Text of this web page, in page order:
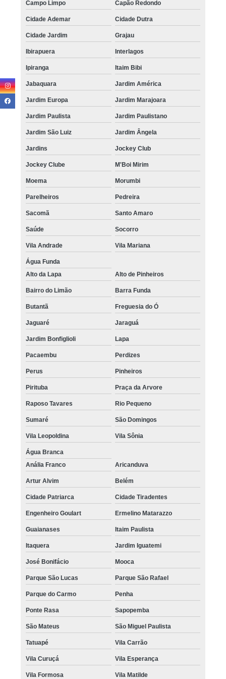
Campo Limpo Capão Redondo
Cidade Ademar Cidade Dutra
Cidade Jardim Grajau
Ibirapuera Interlagos
Ipiranga Itaim Bibi
Jabaquara Jardim América
Jardim Europa Jardim Marajoara
Jardim Paulista Jardim Paulistano
Jardim São Luiz Jardim Ângela
Jardins Jockey Club
Jockey Clube M'Boi Mirim
Moema Morumbi
Parelheiros Pedreira
Sacomã Santo Amaro
Saúde Socorro
Vila Andrade Vila Mariana
Água Funda
Alto da Lapa
Alto de Pinheiros
Bairro do Limão Barra Funda
Butantã Freguesia do Ó
Jaguaré Jaraguá
Jardim Bonfiglioli Lapa
Pacaembu Perdizes
Perus Pinheiros
Pirituba Praça da Arvore
Raposo Tavares Rio Pequeno
Sumaré São Domingos
Vila Leopoldina Vila Sônia
Água Branca
Anália Franco
Aricanduva
Artur Alvim Belém
Cidade Patriarca Cidade Tiradentes
Engenheiro Goulart Ermelino Matarazzo
Guaianases Itaim Paulista
Itaquera Jardim Iguatemi
José Bonifácio Mooca
Parque São Lucas Parque São Rafael
Parque do Carmo Penha
Ponte Rasa Sapopemba
São Mateus São Miguel Paulista
Tatuapé Vila Carrão
Vila Curuçá Vila Esperança
Vila Formosa Vila Matilde